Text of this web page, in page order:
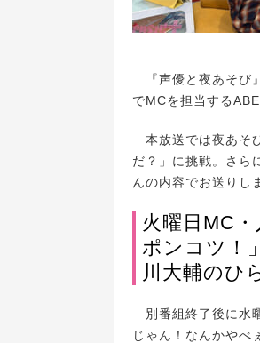
『声優と夜あそび
でMCを担当する
本放送では夜あそ
だ？」に挑戦。さら
んの内容でお送りし
火曜日MC
ポンコツ！
川大輔のひ
別番組終了後に水
じゃん！なんかやべ